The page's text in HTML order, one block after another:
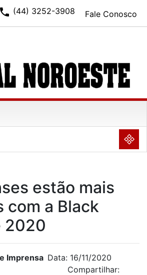
Fale Conosco
phone (44) 3252-3908
NULL
estão mais
com a Black
2020
Imprensa Data: 16/11/2020
Compartilhar: